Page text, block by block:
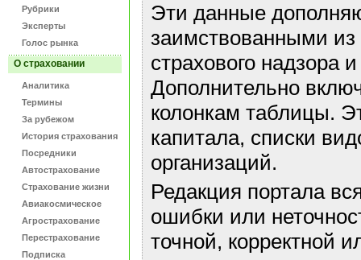
Рубрики
Эксперты
Голос рынка
О страховании
Аналитика
Термины
За рубежом
История страхования
Посредники
Автострахование
Страхование жизни
Авиакосмическое
Агрострахование
Перестрахование
Подписка
Эти данные
заимствованными
страхового надзора
Дополнительно
колонкам таблицы.
капитала, списки
организаций.
Редакция портала
ошибки или
точной, корректной